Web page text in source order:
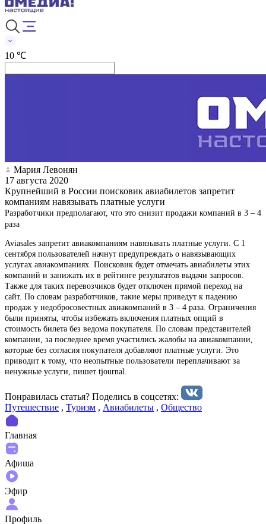
10 ℃
Мария Левонян
17 августа 2020
Крупнейший в России поисковик авиабилетов запретит
компаниям навязывать платные услуги
Разработчики предполагают, что это снизит продажи компаний в 3 – 4
раза
Aviasales запретит авиакомпаниям навязывать платные услуги. С 1
сентября пользователей начнут предупреждать о навязывающих
услугах авиакомпаниях. Поисковик будет отмечать авиабилеты этих
компаний и занижать их в рейтинге результатов выдачи запросов.
Также для таких перевозчиков будет отключен прямой переход на
сайт. По словам разработчиков, такие меры приведут к падению
продаж у недобросовестных авиакомпаний в 3 – 4 раза. Ограничения
были приняты, чтобы избежать включения платных опций в
стоимость билета без ведома покупателя. По словам представителей
компании, за последнее время участились жалобы на авиакомпании,
которые без согласия покупателя добавляют платные услуги. Это
приводит к тому, что неопытные пользователи переплачивают за
ненужные услуги, пишет tjournal.
Понравилась статья? Поделиcь в соцсетях:
Путешествие , Туризм , Авиабилеты , Общество
Главная
Афиша
Эфир
Профиль